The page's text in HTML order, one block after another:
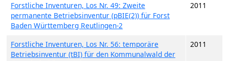
Forstliche Inventuren, Los Nr. 49: Zweite
permanente Betriebsinventur (pBIE(2)) für Forst
Baden Württemberg Reutlingen-2
2011
Forstliche Inventuren, Los Nr. 56: temporäre
Betriebsinventur (tBI) für den Kommunalwald der
2011